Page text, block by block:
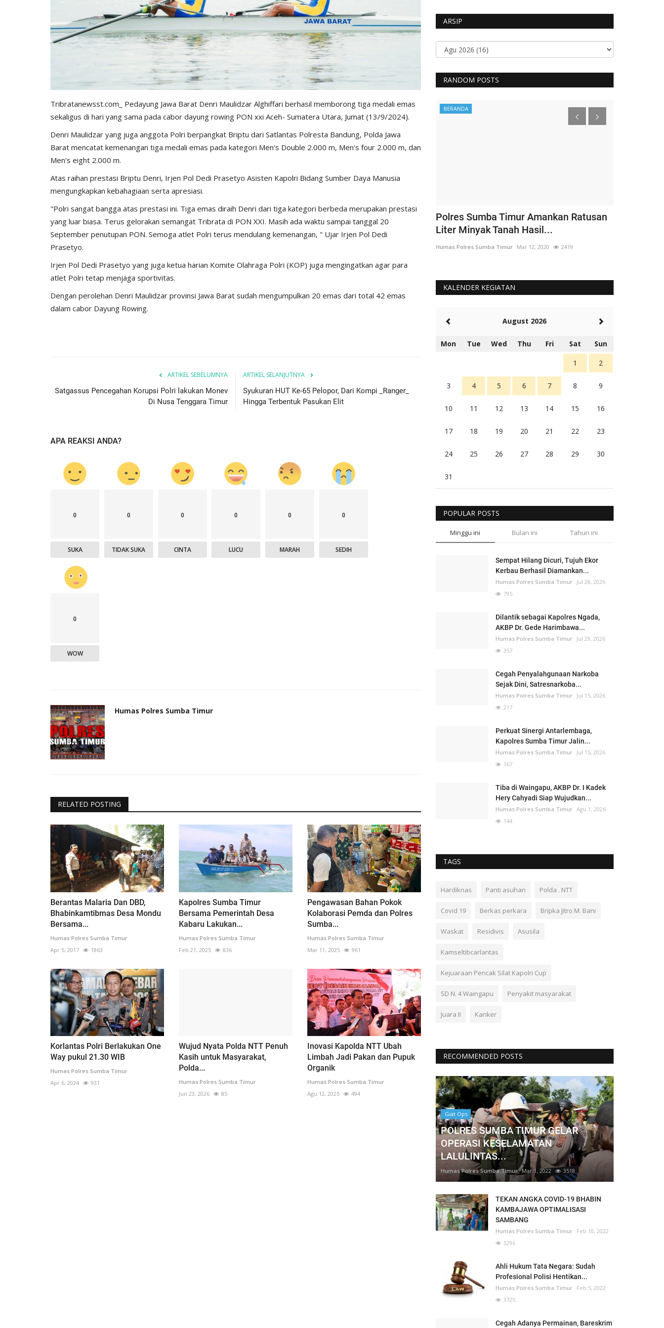
Tribratanewsst.com_ Pedayung Jawa Barat Denri Maulidzar Alghiffari berhasil memborong tiga medali emas
sekaligus di hari yang sama pada cabor dayung rowing PON xxi Aceh- Sumatera Utara, Jumat (13/9/2024).
Denri Maulidzar yang juga anggota Polri berpangkat Briptu dari Satlantas Polresta Bandung, Polda Jawa
Barat mencatat kemenangan tiga medali emas pada kategori Men's Double 2.000 m, Men's four 2.000 m, dan
Men's eight 2.000 m.
Atas raihan prestasi Briptu Denri, Irjen Pol Dedi Prasetyo Asisten Kapolri Bidang Sumber Daya Manusia
mengungkapkan kebahagiaan serta apresiasi.
"Polri sangat bangga atas prestasi ini. Tiga emas diraih Denri dari tiga kategori berbeda merupakan prestasi
yang luar biasa. Terus gelorakan semangat Tribrata di PON XXI. Masih ada waktu sampai tanggal 20
September penutupan PON. Semoga atlet Polri terus mendulang kemenangan, " Ujar Irjen Pol Dedi
Prasetyo.
Irjen Pol Dedi Prasetyo yang juga ketua harian Komite Olahraga Polri (KOP) juga mengingatkan agar para
atlet Polri tetap menjaga sportivitas.
Dengan perolehan Denri Maulidzar provinsi Jawa Barat sudah mengumpulkan 20 emas dari total 42 emas
dalam cabor Dayung Rowing.
ARTIKEL SEBELUMNYA
Satgassus Pencegahan Korupsi Polri lakukan Monev
Di Nusa Tenggara Timur
ARTIKEL SELANJUTNYA
Syukuran HUT Ke-65 Pelopor, Dari Kompi _Ranger_
Hingga Terbentuk Pasukan Elit
APA REAKSI ANDA?
0
SUKA
0
TIDAK SUKA
0
CINTA
0
LUCU
0
MARAH
0
SEDIH
0
WOW
Humas Polres Sumba Timur
RELATED POSTING
Berantas Malaria Dan DBD,
Bhabinkamtibmas Desa Mondu
Bersama...
Humas Polres Sumba Timur
Apr 5, 2017
1863
Kapolres Sumba Timur
Bersama Pemerintah Desa
Kabaru Lakukan...
Humas Polres Sumba Timur
Feb 21, 2025
836
Pengawasan Bahan Pokok
Kolaborasi Pemda dan Polres
Sumba...
Humas Polres Sumba Timur
Mar 11, 2025
961
Korlantas Polri Berlakukan One
Way pukul 21.30 WIB
Humas Polres Sumba Timur
Apr 6, 2024
931
Wujud Nyata Polda NTT Penuh
Kasih untuk Masyarakat,
Polda...
Humas Polres Sumba Timur
Jun 23, 2026
85
Inovasi Kapolda NTT Ubah
Limbah Jadi Pakan dan Pupuk
Organik
Humas Polres Sumba Timur
Agu 12, 2025
494
ARSIP
RANDOM POSTS
BERANDA
Polres Sumba Timur Terus Dukung
Ketahanan Pangan Melalui...
Humas Polres Sumba Timur
Polisi Kita
Jelang Hut Polwan Ke 68, Kapolres
Sumba Timur Beri Arahan...
BERANDA
Polres Sumba Timur Amankan Ratusan
Liter Minyak Tanah Hasil...
Humas Polres Sumba Timur Mar 12, 2020 2419
KALENDER KEGIATAN
August 2026
Mon Tue Wed Thu Fri Sat Sun
1 2
3 4 5 6 7 8 9
10 11 12 13 14 15 16
17 18 19 20 21 22 23
24 25 26 27 28 29 30
31
POPULAR POSTS
Minggu ini Bulan ini Tahun ini
Sempat Hilang Dicuri, Tujuh Ekor
Kerbau Berhasil Diamankan...
Humas Polres Sumba Timur Jul 28, 2026
795
Dilantik sebagai Kapolres Ngada,
AKBP Dr. Gede Harimbawa...
Humas Polres Sumba Timur Jul 29, 2026
357
Cegah Penyalahgunaan Narkoba
Sejak Dini, Satresnarkoba...
Humas Polres Sumba Timur Jul 15, 2026
217
Perkuat Sinergi Antarlembaga,
Kapolres Sumba Timur Jalin...
Humas Polres Sumba Timur Jul 15, 2026
167
Tiba di Waingapu, AKBP Dr. I Kadek
Hery Cahyadi Siap Wujudkan...
Humas Polres Sumba Timur Agu 1, 2026
144
TAGS
Hardiknas Panti asuhan Polda . NTT
Covid 19 Berkas perkara Bripka Jitro M. Bani
Waskat Residivis Asusila
Kamseltibcarlantas
Kejuaraan Pencak Silat Kapolri Cup
SD N. 4 Waingapu Penyakit masyarakat
Juara II Kanker
RECOMMENDED POSTS
Giat Ops
POLRES SUMBA TIMUR GELAR
OPERASI KESELAMATAN
LALULINTAS...
Humas Polres Sumba Timur Mar 1, 2022 3518
TEKAN ANGKA COVID-19 BHABIN
KAMBAJAWA OPTIMALISASI
SAMBANG
Humas Polres Sumba Timur Feb 10, 2022
3296
Ahli Hukum Tata Negara: Sudah
Profesional Polisi Hentikan...
Humas Polres Sumba Timur Feb 5, 2022
3725
Cegah Adanya Permainan, Bareskrim